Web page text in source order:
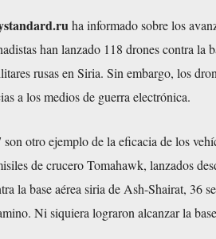
ha informado sobre los
han lanzado 118 drones contra la
rusas en Siria. Sin embargo, los
a los medios de guerra electrónica.
otro ejemplo de la eficacia de los
de crucero Tomahawk, lanzados
la base aérea siria de Ash-Shairat, 36
Ni siquiera lograron alcanzar la